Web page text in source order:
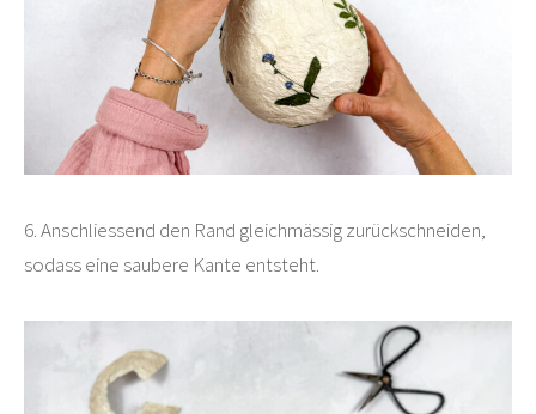
6. Anschliessend den Rand gleichmässig zurückschneiden,
sodass eine saubere Kante entsteht.